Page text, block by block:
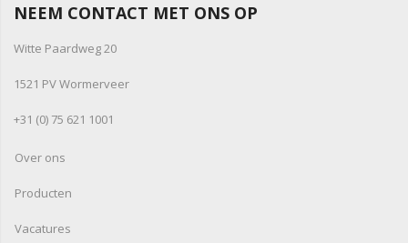
NEEM CONTACT MET ONS OP
Witte Paardweg 20
1521 PV Wormerveer
+31 (0) 75 621 1001
Over ons
Producten
Vacatures